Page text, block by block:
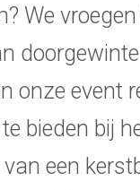
We
onze event
bieden bij
een